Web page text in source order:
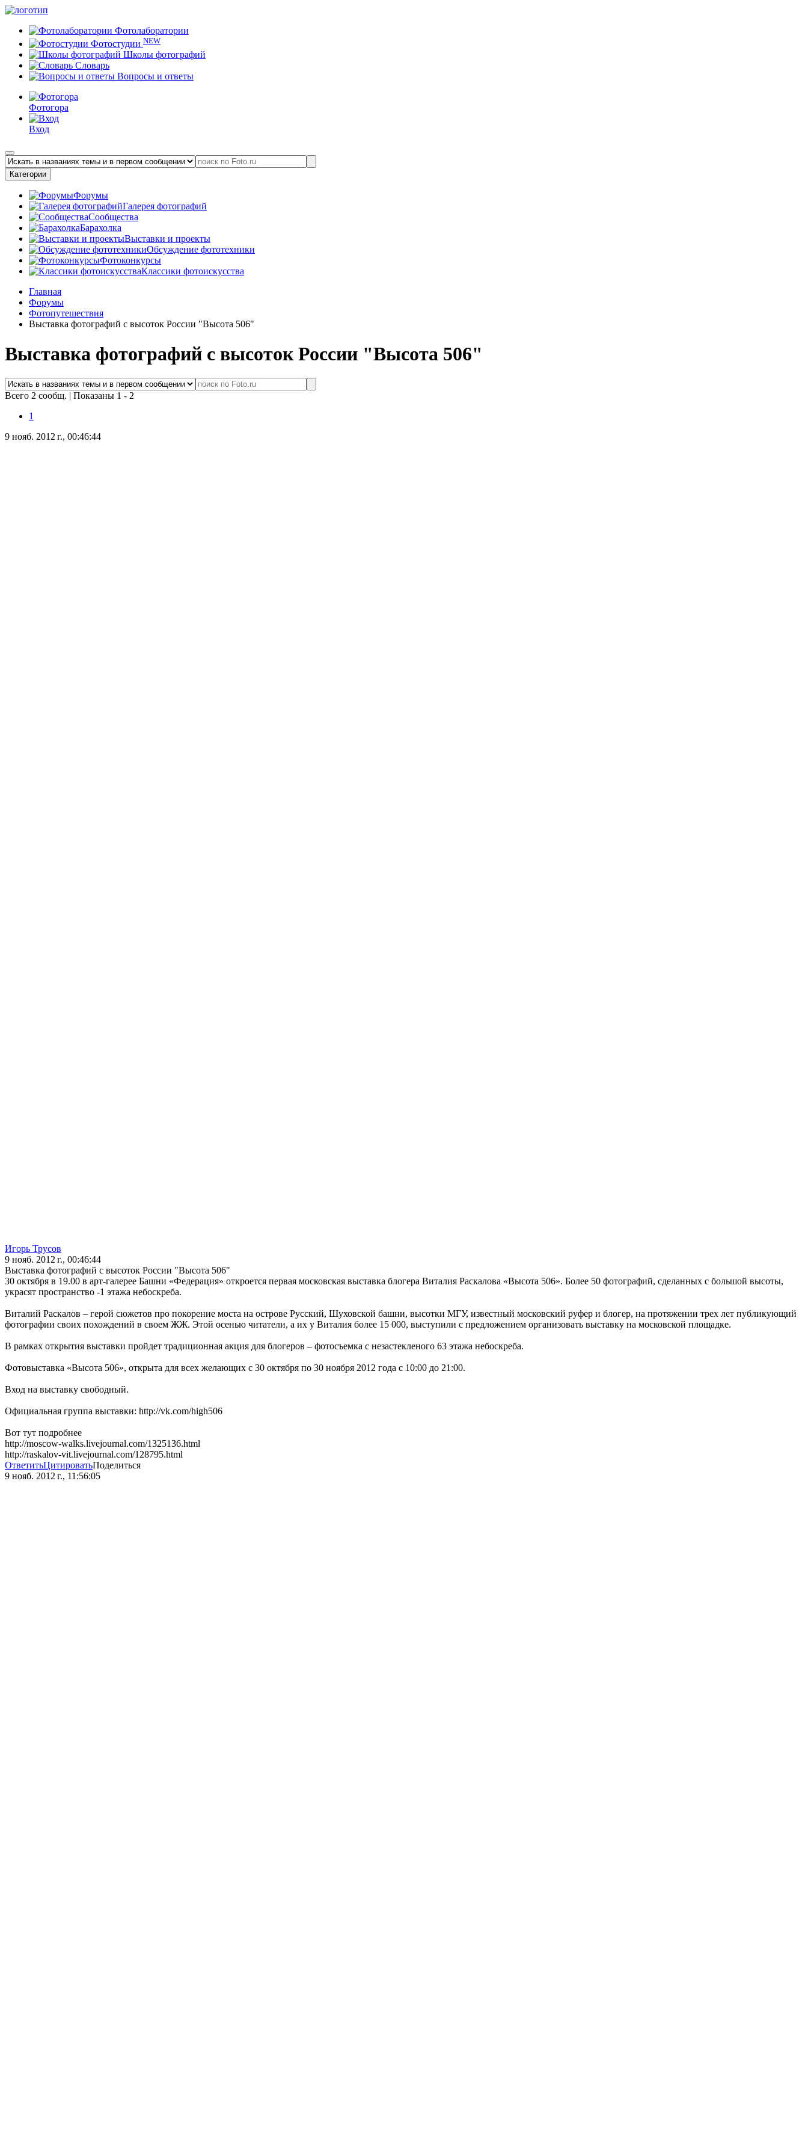
Фотолаборатории
Фотостудии NEW
Школы фотографий
Словарь
Вопросы и ответы
Фотогора
Вход
Категории
Форумы
Галерея фотографий
Сообщества
Барахолка
Выставки и проекты
Обсуждение фототехники
Фотоконкурсы
Классики фотоискусства
Главная
Форумы
Фотопутешествия
Выставка фотографий с высоток России "Высота 506"
Выставка фотографий с высоток России "Высота 506"
Всего 2 сообщ. | Показаны 1 - 2
1
9 нояб. 2012 г., 00:46:44
Игорь Трусов
9 нояб. 2012 г., 00:46:44
Выставка фотографий с высоток России "Высота 506"
30 октября в 19.00 в арт-галерее Башни «Федерация» откроется первая московская выставка блогера Виталия Раскалова «Высота 506». Более 50 фотографий, сделанных с большой высоты,
украсят пространство -1 этажа небоскреба.
Виталий Раскалов – герой сюжетов про покорение моста на острове Русский, Шуховской башни, высотки МГУ, известный московский руфер и блогер, на протяжении трех лет публикующий
фотографии своих похождений в своем ЖЖ. Этой осенью читатели, а их у Виталия более 15 000, выступили с предложением организовать выставку на московской площадке.
В рамках открытия выставки пройдет традиционная акция для блогеров – фотосъемка с незастекленого 63 этажа небоскреба.
Фотовыставка «Высота 506», открыта для всех желающих с 30 октября по 30 ноября 2012 года с 10:00 до 21:00.
Вход на выставку свободный.
Официальная группа выставки: http://vk.com/high506
Вот тут подробнее
http://moscow-walks.livejournal.com/1325136.html
http://raskalov-vit.livejournal.com/128795.html
ОтветитьЦитироватьПоделиться
9 нояб. 2012 г., 11:56:05